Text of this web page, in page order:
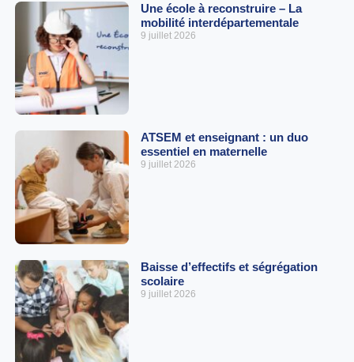
Une école à reconstruire – La
mobilité interdépartementale
9 juillet 2026
ATSEM et enseignant : un duo
essentiel en maternelle
9 juillet 2026
Baisse d’effectifs et ségrégation
scolaire
9 juillet 2026